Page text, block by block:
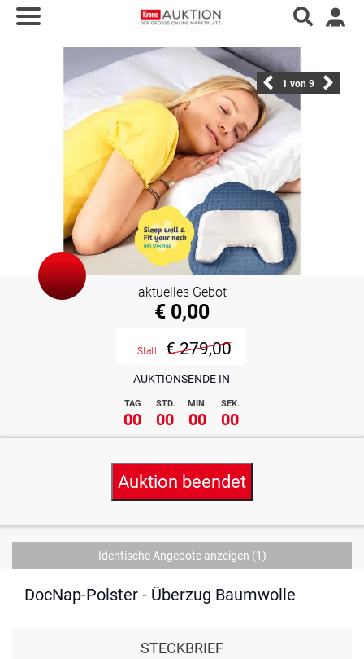
1 von 9
AUKTIONSENDE IN
TAG STD. MIN. SEK.
00 00 00 00
aktuelles Gebot
€ 0,00
Statt € 279,00
Auktion beendet
Identische Angebote anzeigen (1)
DocNap-Polster - Überzug Baumwolle
STECKBRIEF